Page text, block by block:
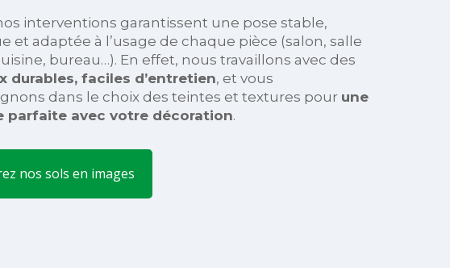
interventions garantissent une pose stable,
et adaptée à l’usage de chaque pièce (salon, salle
bureau…). En effet, nous travaillons avec des
durables, faciles d’entretien, et vous
dans le choix des teintes et textures pour une
parfaite avec votre décoration.
nos sols en images